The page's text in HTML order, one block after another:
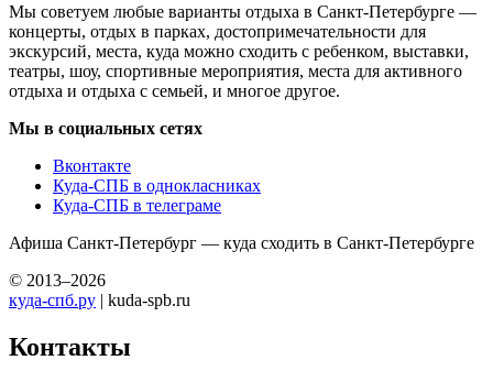
Мы советуем любые варианты отдыха в Санкт-Петербурге —
концерты, отдых в парках, достопримечательности для
экскурсий, места, куда можно сходить с ребенком, выставки,
театры, шоу, спортивные мероприятия, места для активного
отдыха и отдыха с семьей, и многое другое.
Мы в социальных сетях
Вконтакте
Куда-СПБ в однокласниках
Куда-СПБ в телеграме
Афиша Санкт-Петербург — куда сходить в Санкт-Петербурге
© 2013–2026
куда-спб.ру | kuda-spb.ru
Контакты